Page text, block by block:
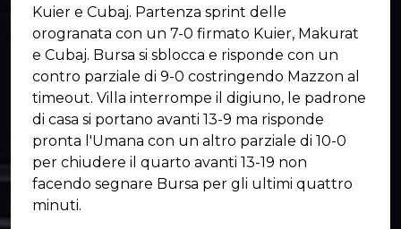
Kuier e Cubaj. Partenza sprint delle
orogranata con un 7-0 firmato Kuier, Makurat
e Cubaj. Bursa si sblocca e risponde con un
contro parziale di 9-0 costringendo Mazzon al
timeout. Villa interrompe il digiuno, le padrone
di casa si portano avanti 13-9 ma risponde
pronta l'Umana con un altro parziale di 10-0
per chiudere il quarto avanti 13-19 non
facendo segnare Bursa per gli ultimi quattro
minuti.